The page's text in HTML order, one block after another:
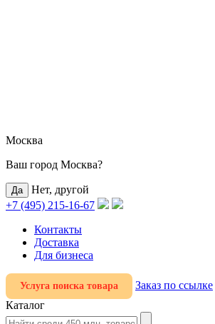
Москва
Ваш город Москва?
Нет, другой
+7 (495) 215-16-67
Контакты
Доставка
Для бизнеса
Услуга поиска товара Заказ по ссылке
Каталог